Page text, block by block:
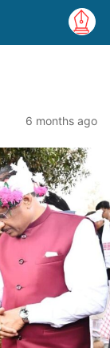
6 months ago